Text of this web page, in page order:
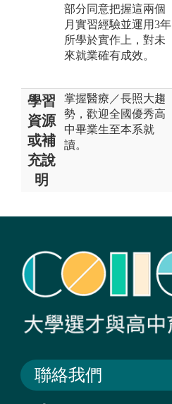
部分同意把握這兩個
月實習經驗並運用3年
所學於實作上，對未
來就業確有成效。
學習
資源
或補
充說
明
掌握醫療／長照大趨
勢，歡迎全國優秀高
中畢業生至本系就
讀。
聯絡我們